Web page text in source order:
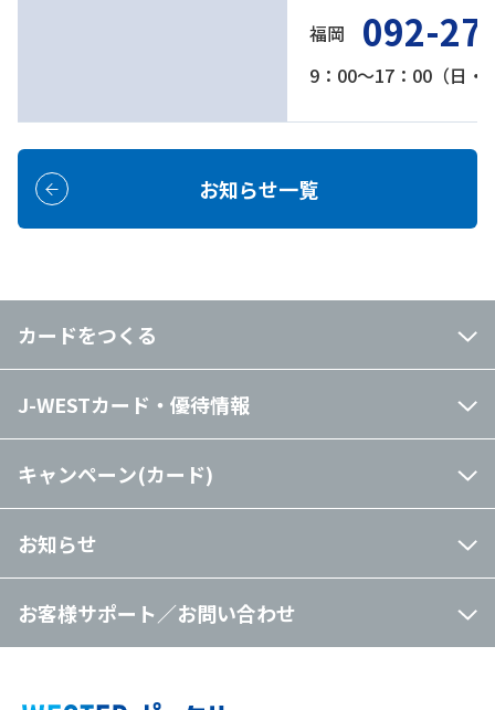
福岡 092-
9：00～17：00（日・
お知らせ一覧
カードをつくる
J-WESTカード・優待情報
キャンペーン(カード)
お知らせ
お客様サポート／お問い合わせ